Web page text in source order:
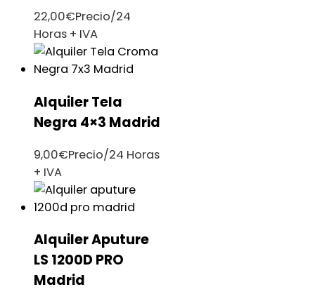
22,00€Precio/24
Horas + IVA
Alquiler Tela
Negra 4×3 Madrid
9,00€Precio/24 Horas
+ IVA
Alquiler Aputure
LS 1200D PRO
Madrid